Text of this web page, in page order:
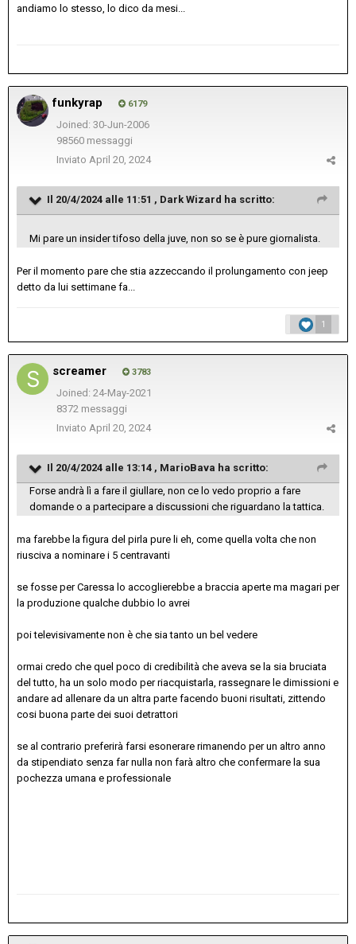
andiamo lo stesso, lo dico da mesi...
funkyrap 6179
Joined: 30-Jun-2006
98560 messaggi
Inviato April 20, 2024
Il 20/4/2024 alle 11:51 , Dark Wizard ha scritto:
Mi pare un insider tifoso della juve, non so se è pure giornalista.
Per il momento pare che stia azzeccando il prolungamento con jeep
detto da lui settimane fa...
1
screamer 3783
Joined: 24-May-2021
8372 messaggi
Inviato April 20, 2024
Il 20/4/2024 alle 13:14 , MarioBava ha scritto:
Forse andrà lì a fare il giullare, non ce lo vedo proprio a fare
domande o a partecipare a discussioni che riguardano la tattica.
ma farebbe la figura del pirla pure li eh, come quella volta che non
riusciva a nominare i 5 centravanti
se fosse per Caressa lo accoglierebbe a braccia aperte ma magari per
la produzione qualche dubbio lo avrei
poi televisivamente non è che sia tanto un bel vedere
ormai credo che quel poco di credibilità che aveva se la sia bruciata
del tutto, ha un solo modo per riacquistarla, rassegnare le dimissioni e
andare ad allenare da un altra parte facendo buoni risultati, zittendo
cosi buona parte dei suoi detrattori
se al contrario preferirà farsi esonerare rimanendo per un altro anno
da stipendiato senza far nulla non farà altro che confermare la sua
pochezza umana e professionale